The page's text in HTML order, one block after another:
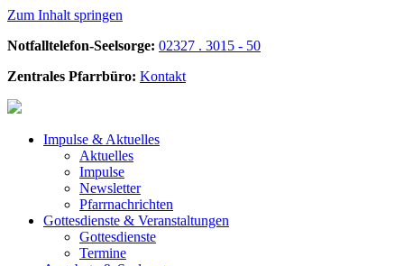
Zum Inhalt springen
Notfalltelefon-Seelsorge: 02327 . 3015 - 50
Zentrales Pfarrbüro: Kontakt
Impulse & Aktuelles
Aktuelles
Impulse
Newsletter
Pfarrnachrichten
Gottesdienste & Veranstaltungen
Gottesdienste
Termine